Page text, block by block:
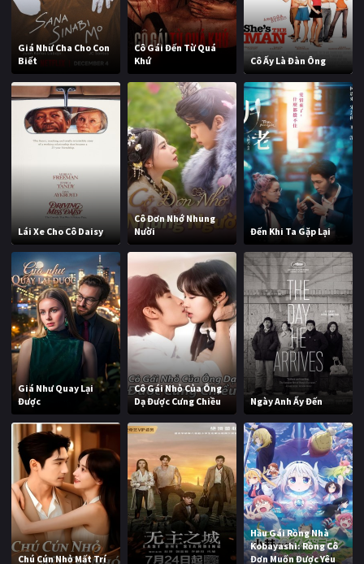
Giá Như Cha Cho Con
Biết
Cô Gái Đến Từ Quá
Khứ
Cô Ấy Là Đàn Ông
Lái Xe Cho Cô Daisy
Cô Đơn Nhớ Nhung
Nười
Đến Khi Ta Gặp Lại
Giá Như Quay Lại
Được
Cô Gái Nhỏ Của Ông
Dạ Được Cưng Chiều
Ngày Anh Ấy Đến
Chú Cún Nhỏ Mất Trí
Hầu Gái Rồng Nhà
Kobayashi: Rồng Cô
Đơn Muốn Được Yêu